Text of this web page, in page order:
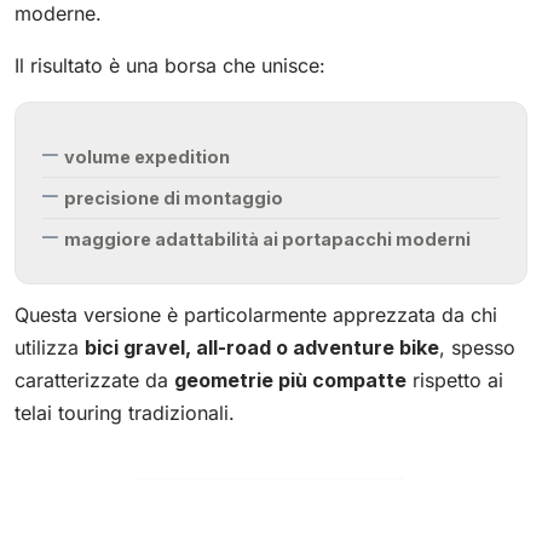
moderne.
Il risultato è una borsa che unisce:
volume expedition
precisione di montaggio
maggiore adattabilità ai portapacchi moderni
Questa versione è particolarmente apprezzata da chi
utilizza bici gravel, all-road o adventure bike, spesso
caratterizzate da geometrie più compatte rispetto ai
telai touring tradizionali.